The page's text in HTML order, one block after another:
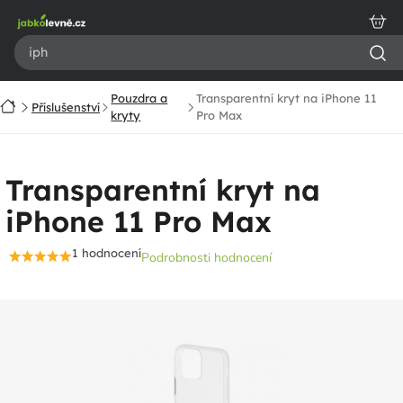
obsah
DomůPříslušenství
Pouzdra a
kryty
Transparentní kryt na iPhone 11
Pro Max
Transparentní kryt na
iPhone 11 Pro Max
Průměrné
1 hodnoceníPodrobnosti hodnocení